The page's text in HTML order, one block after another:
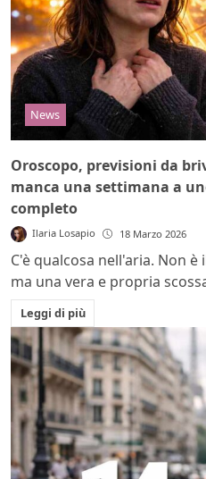
News
Oroscopo, previsioni da
manca una settimana a
completo
Ilaria Losapio 18 Marzo 2026
C'è qualcosa nell'aria. Non
ma una vera e propria
Leggi di più